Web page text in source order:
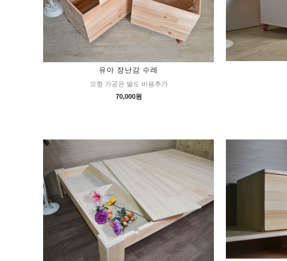
유아 장난감 수레
모형 가공은 별도 비용추가
70,000원